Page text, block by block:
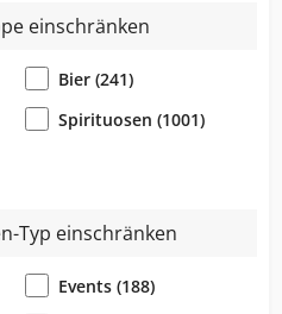
einschränken
Bier (241)
Spirituosen (1001)
Typ einschränken
Events (188)